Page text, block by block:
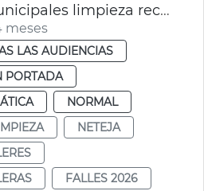
Inspecciones municipales limpieza recogida residuos Fallas València 2026
meses
LAS AUDIENCIAS
PORTADA
NORMAL
NETEJA
FALLES 2026